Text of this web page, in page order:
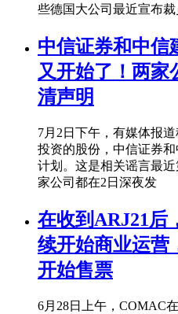
些德国大公司最近宣布裁
中信证券和中信
又开始了！两家
清声明
7月2日下午，有媒体报
投资的股份，中信证券
计划。这是相关谣言最
家公司都在2日深夜发
在收到ARJ21后
续开始商业运营
开始售票
6月28日上午，COMAC